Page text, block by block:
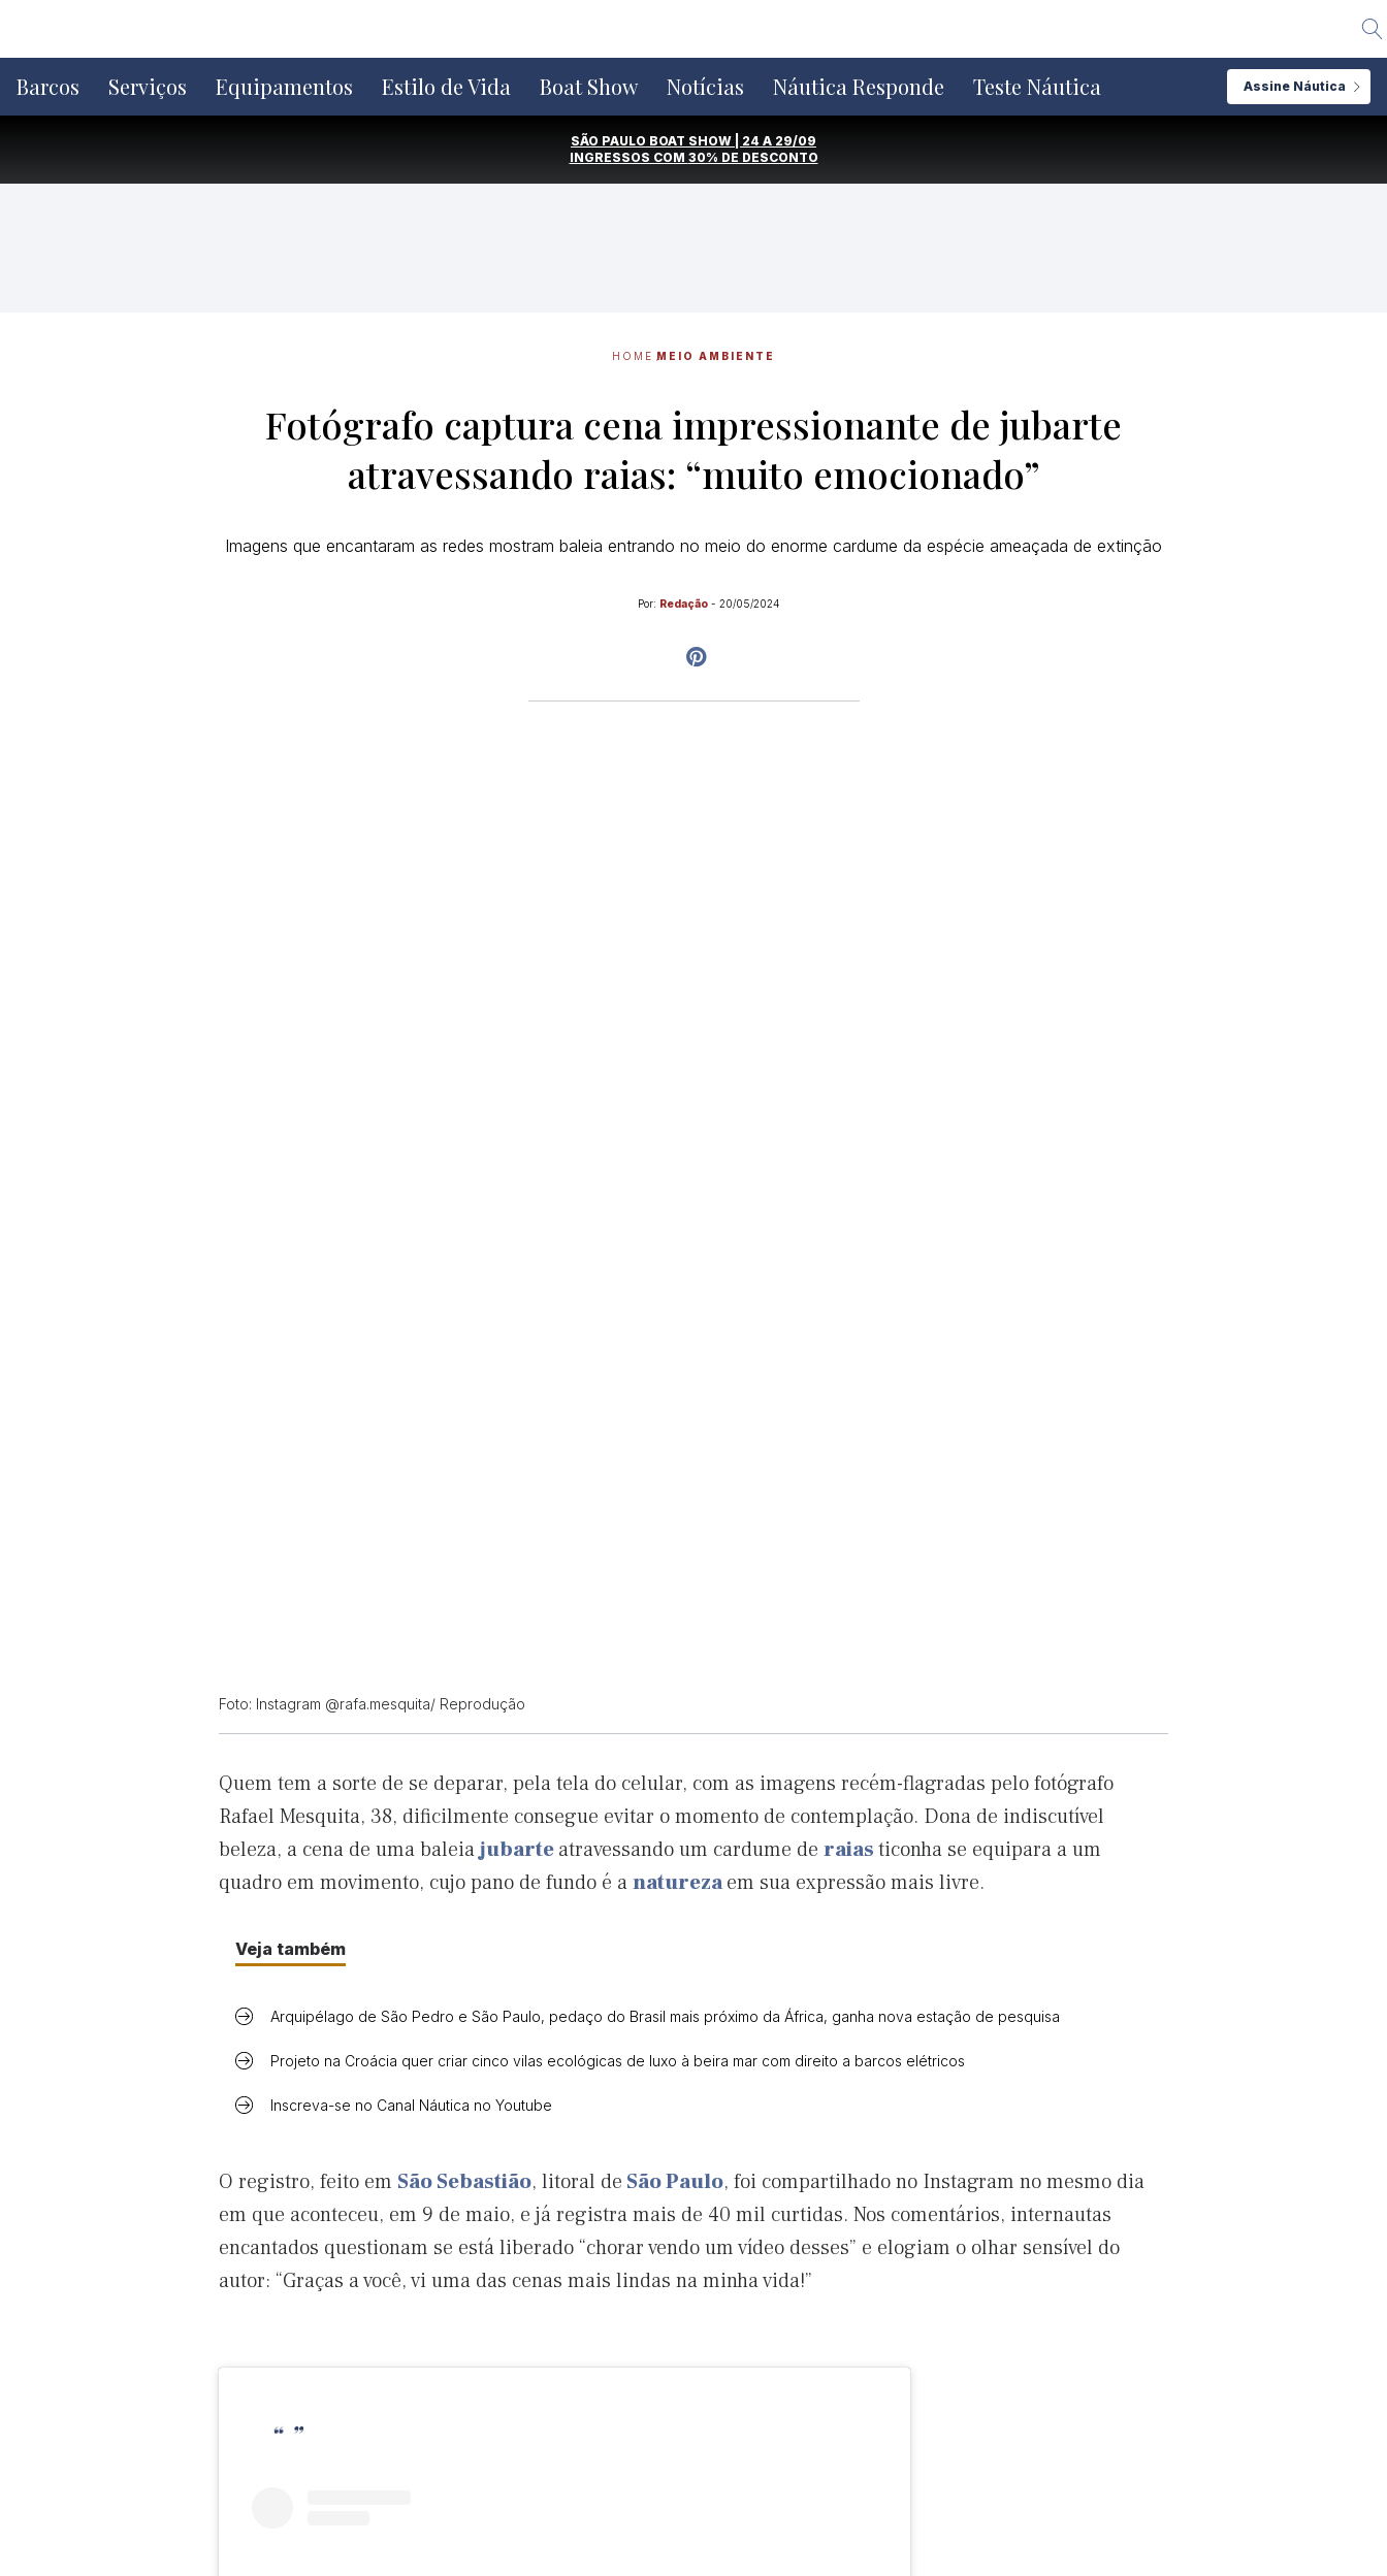
o
conteúdo
Barcos Serviços Equipamentos Estilo de Vida Boat Show Notícias Náutica Responde Teste Náutica Assine Náutica
SÃO PAULO BOAT SHOW | 24 A 29/09
INGRESSOS COM 30% DE DESCONTO
HOME MEIO AMBIENTE
Fotógrafo captura cena impressionante de jubarte
atravessando raias: “muito emocionado”
Imagens que encantaram as redes mostram baleia entrando no meio do enorme cardume da espécie ameaçada de extinção
Por: Redação - 20/05/2024
Foto: Instagram @rafa.mesquita/ Reprodução
Quem tem a sorte de se deparar, pela tela do celular, com as imagens recém-flagradas pelo fotógrafo
Rafael Mesquita, 38, dificilmente consegue evitar o momento de contemplação. Dona de indiscutível
beleza, a cena de uma baleiajubarteatravessando um cardume de raiasticonha se equipara a um
quadro em movimento, cujo pano de fundo é anaturezaem sua expressão mais livre.
Veja também
Arquipélago de São Pedro e São Paulo, pedaço do Brasil mais próximo da África, ganha nova estação de pesquisa
Projeto na Croácia quer criar cinco vilas ecológicas de luxo à beira mar com direito a barcos elétricos
Inscreva-se no Canal Náutica no Youtube
O registro, feito em São Sebastião, litoral de São Paulo, foi compartilhado no Instagram no mesmo dia
em que aconteceu, em 9 de maio, e já registra mais de 40 mil curtidas. Nos comentários, internautas
encantados questionam se está liberado “chorar vendo um vídeo desses” e elogiam o olhar sensível do
autor: “Graças a você, vi uma das cenas mais lindas na minha vida!”